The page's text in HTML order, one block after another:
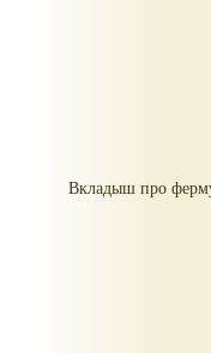
Вкладыш про